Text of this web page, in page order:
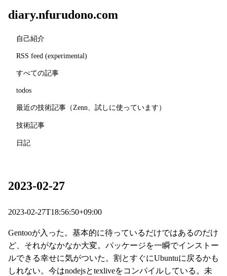
diary.nfurudono.com
自己紹介
RSS feed (experimental)
すべての記事
todos
最近の技術記事（Zenn、試しに使っています）
技術記事
日記
2023-02-27
2023-02-27T18:56:50+09:00
Gentooが入った。基本的に待っているだけではあるのだけ
ど、それがなかなか大変。パッケージを一瞬でインストー
ルできる幸せに気がついた。割とすぐにUbuntuに戻るかも
しれない。今はnodejsとtexliveをコンパイルしている。未